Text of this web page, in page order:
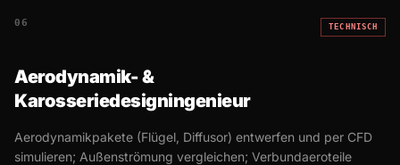
06 TECHNISCH
Aerodynamik- &
Karosseriedesigningenieur
Aerodynamikpakete (Flügel, Diffusor) entwerfen und per CFD
simulieren; Außenströmung vergleichen; Verbundaeroteile